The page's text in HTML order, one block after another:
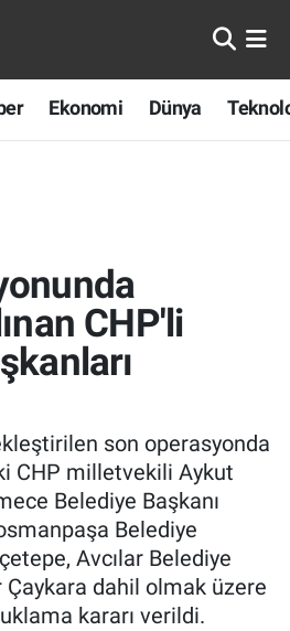
Ekonomi Dünya
CHP'li
son operasyonda
CHP milletvekili Aykut
Belediye Başkanı
Belediye
Avcılar Belediye
Çaykara dahil olmak üzere
kararı verildi.
Evreni ve Fikstür